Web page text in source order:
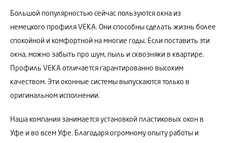
Большой популярностью сейчас пользуются окна из
немецкого профиля VEKA. Они способны сделать жизнь более
спокойной и комфортной на многие годы. Если поставить эти
окна, можно забыть про шум, пыль и сквозняки в квартире.
Профиль VEKA отличается гарантированно высоким
качеством. Эти оконные системы выпускаются только в
оригинальном исполнении.
Наша компания занимается установкой пластиковых окон в
Уфе и во всем Уфе. Благодаря огромному опыту работы и